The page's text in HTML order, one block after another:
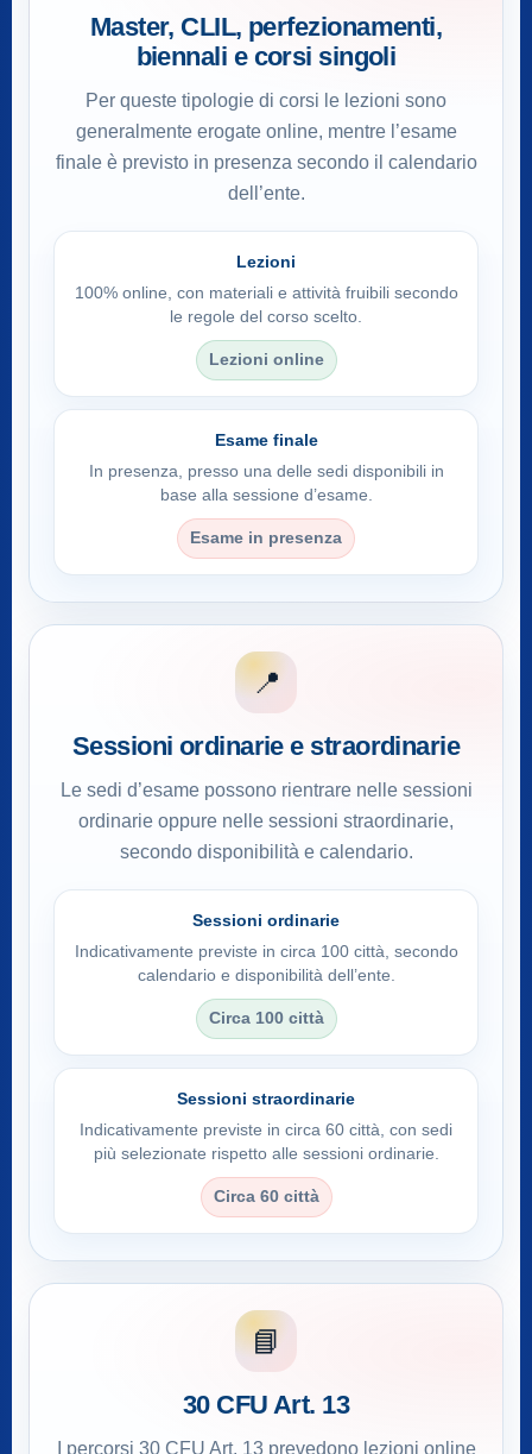
Master, CLIL, perfezionamenti,
biennali e corsi singoli
Per queste tipologie di corsi le lezioni sono
generalmente erogate online, mentre l’esame
finale è previsto in presenza secondo il calendario
dell’ente.
Lezioni
100% online, con materiali e attività fruibili secondo
le regole del corso scelto.
Lezioni online
Esame finale
In presenza, presso una delle sedi disponibili in
base alla sessione d’esame.
Esame in presenza
📍
Sessioni ordinarie e straordinarie
Le sedi d’esame possono rientrare nelle sessioni
ordinarie oppure nelle sessioni straordinarie,
secondo disponibilità e calendario.
Sessioni ordinarie
Indicativamente previste in circa 100 città, secondo
calendario e disponibilità dell’ente.
Circa 100 città
Sessioni straordinarie
Indicativamente previste in circa 60 città, con sedi
più selezionate rispetto alle sessioni ordinarie.
Circa 60 città
📘
30 CFU Art. 13
I percorsi 30 CFU Art. 13 prevedono lezioni online